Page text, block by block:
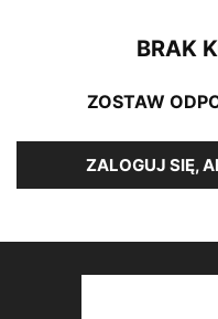
BRAK
ZOSTAW
ZALOGUJ SIĘ,